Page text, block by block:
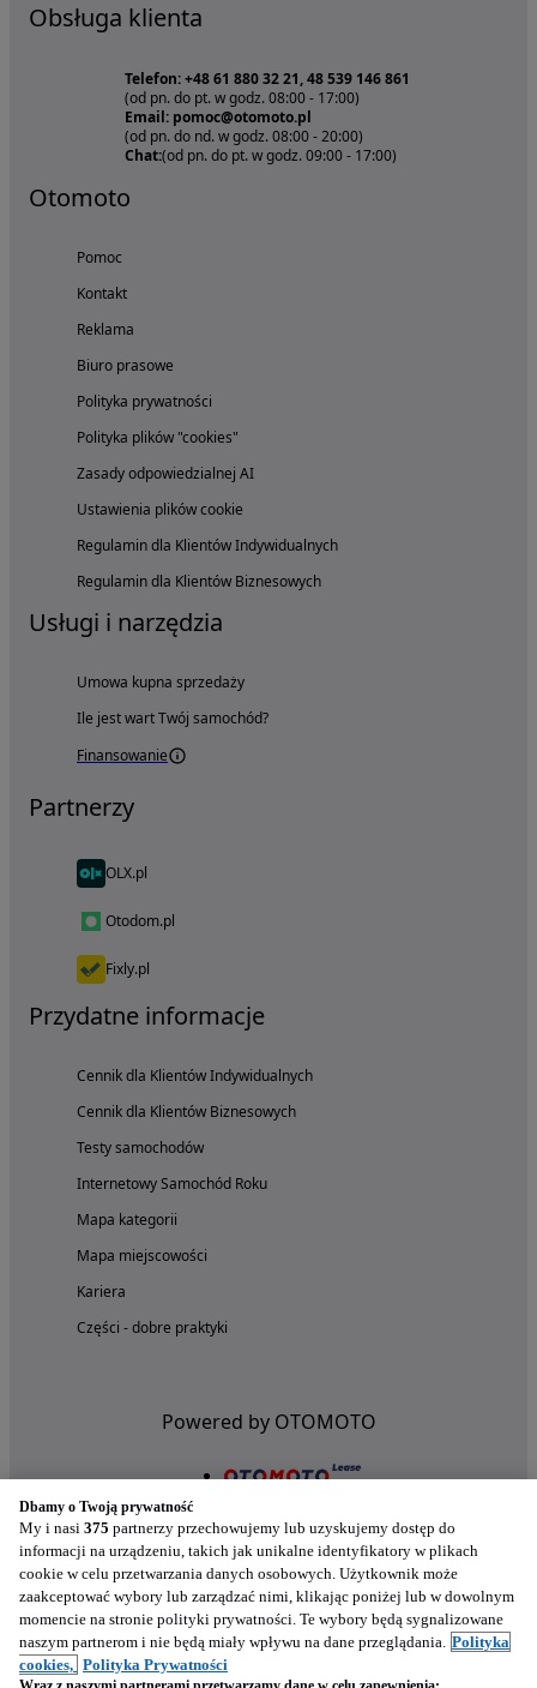
Obsługa klienta
Telefon: +48 61 880 32 21, 48 539 146 861
(od pn. do pt. w godz. 08:00 - 17:00)
Email: pomoc@otomoto.pl
(od pn. do nd. w godz. 08:00 - 20:00)
Chat:(od pn. do pt. w godz. 09:00 - 17:00)
Otomoto
Pomoc
Kontakt
Reklama
Biuro prasowe
Polityka prywatności
Polityka plików "cookies"
Zasady odpowiedzialnej AI
Ustawienia plików cookie
Regulamin dla Klientów Indywidualnych
Regulamin dla Klientów Biznesowych
Usługi i narzędzia
Umowa kupna sprzedaży
Ile jest wart Twój samochód?
Finansowanie
Partnerzy
OLX.pl
Otodom.pl
Fixly.pl
Przydatne informacje
Cennik dla Klientów Indywidualnych
Cennik dla Klientów Biznesowych
Testy samochodów
Internetowy Samochód Roku
Mapa kategorii
Mapa miejscowości
Kariera
Części - dobre praktyki
Powered by OTOMOTO
Nasze aplikacje w twoim telefonie
Dbamy o Twoją prywatność
My i nasi 375 partnerzy przechowujemy lub uzyskujemy dostęp do
informacji na urządzeniu, takich jak unikalne identyfikatory w plikach
cookie w celu przetwarzania danych osobowych. Użytkownik może
zaakceptować wybory lub zarządzać nimi, klikając poniżej lub w dowolnym
momencie na stronie polityki prywatności. Te wybory będą sygnalizowane
naszym partnerom i nie będą miały wpływu na dane przeglądania. Polityka
cookies, Polityka Prywatności